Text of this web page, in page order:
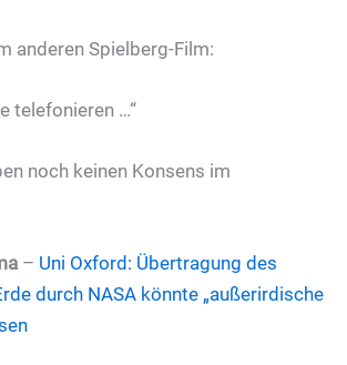
anderen Spielberg-Film:
telefonieren …“
noch keinen Konsens im
– Uni Oxford: Übertragung des
durch NASA könnte „außerirdische